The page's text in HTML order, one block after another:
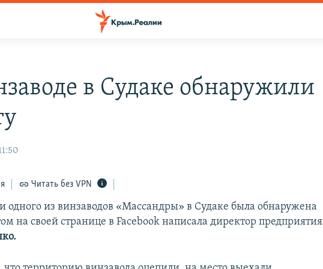
в Судаке обнаружили
Читать без VPN
одного из винзаводов «Массандры» в Судаке была обнаружена
на своей странице в Facebook написала директор предприятия